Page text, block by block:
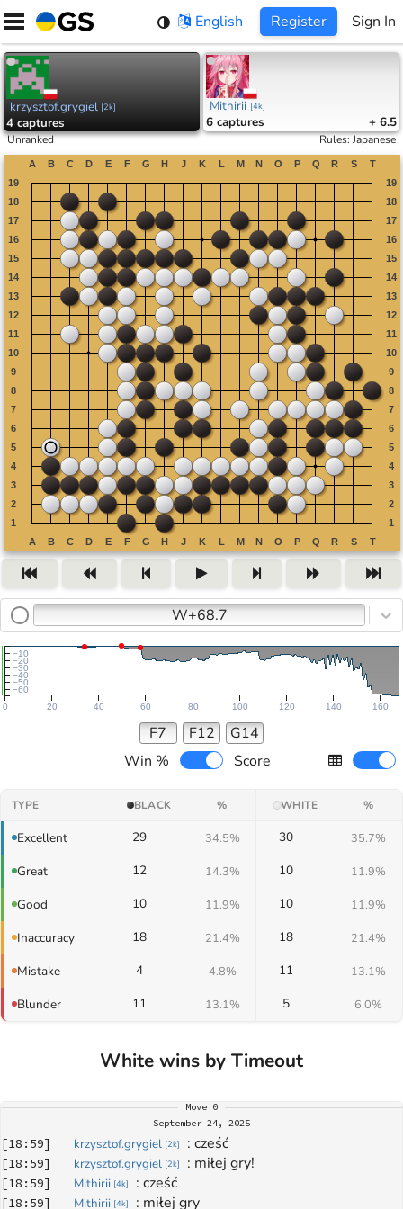
Skip
content
English Register Sign In
krzysztof.grygiel [2k]
4 captures
Mithirii [4k]
6 captures + 6.5
Unranked Rules:Japanese
W+68.7
0 20 40 60 80 100 120 140 160
−60
−50
−40
−30
−20
−10
F7 F12
G14
Win %
Score
TYPE BLACK % WHITE %
Excellent 29 34.5% 30 35.7%
Great 12 14.3% 10 11.9%
Good 10 11.9% 10 11.9%
Inaccuracy 18 21.4% 18 21.4%
Mistake 4 4.8% 11 13.1%
Blunder 11 13.1% 5 6.0%
White wins by Timeout
Move 0
September 24, 2025
[18:59] krzysztof.grygiel [2k] : cześć
[18:59] krzysztof.grygiel [2k] : miłej gry!
[18:59] Mithirii [4k] : cześć
[18:59] Mithirii [4k] : miłej gry